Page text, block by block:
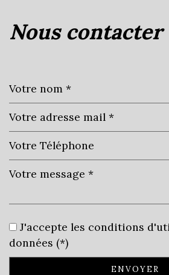
+
École primaire
nous contacter
J'accepte les conditions
données (*)
ENVOYER